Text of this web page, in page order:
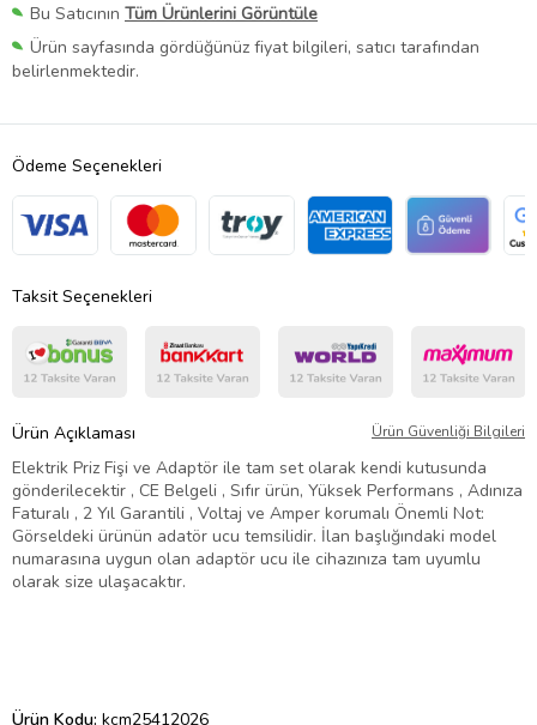
Bu Satıcının Tüm Ürünlerini Görüntüle
Ürün sayfasında gördüğünüz fiyat bilgileri, satıcı tarafından
belirlenmektedir.
Ödeme Seçenekleri
Taksit Seçenekleri
Ürün Açıklaması Ürün Güvenliği Bilgileri
Elektrik Priz Fişi ve Adaptör ile tam set olarak kendi kutusunda
gönderilecektir , CE Belgeli , Sıfır ürün, Yüksek Performans , Adınıza
Faturalı , 2 Yıl Garantili , Voltaj ve Amper korumalı Önemli Not:
Görseldeki ürünün adatör ucu temsilidir. İlan başlığındaki model
numarasına uygun olan adaptör ucu ile cihazınıza tam uyumlu
olarak size ulaşacaktır.
Ürün Kodu: kcm25412026